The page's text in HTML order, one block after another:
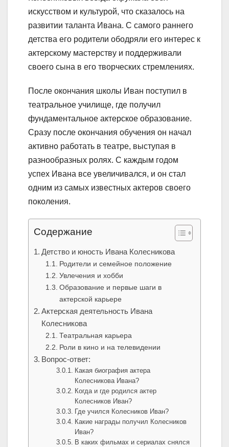
искусством и культурой, что сказалось на
развитии таланта Ивана. С самого раннего
детства его родители ободряли его интерес к
актерскому мастерству и поддерживали
своего сына в его творческих стремлениях.
После окончания школы Иван поступил в
театральное училище, где получил
фундаментальное актерское образование.
Сразу после окончания обучения он начал
активно работать в театре, выступая в
разнообразных ролях. С каждым годом
успех Ивана все увеличивался, и он стал
одним из самых известных актеров своего
поколения.
Содержание
Детство и юность Ивана Колесникова
Родители и семейное положение
Увлечения и хобби
Образование и первые шаги в
актерской карьере
Актерская деятельность Ивана
Колесникова
Театральная карьера
Роли в кино и на телевидении
Вопрос-ответ:
Какая биография актера
Колесникова Ивана?
Когда и где родился актер
Колесников Иван?
Где учился Колесников Иван?
Какие награды получил Колесников
Иван?
В каких фильмах и сериалах снялся